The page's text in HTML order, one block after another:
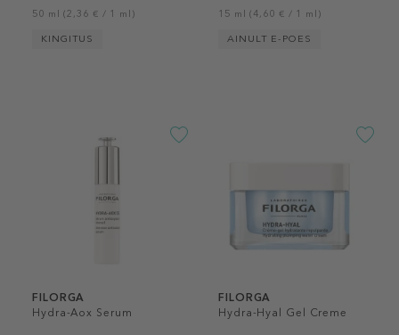
50 ml (2,36 € / 1 ml)
KINGITUS
15 ml (4,60 € / 1 ml)
AINULT E-POES
FILORGA
Hydra-Aox Serum
FILORGA
Hydra-Hyal Gel Creme